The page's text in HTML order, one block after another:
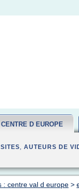
CENTRE D EUROPE
SITES, AUTEURS DE
: centre val d europe >